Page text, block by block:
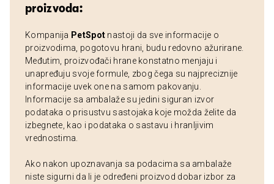
proizvoda:
Kompanija PetSpot nastoji da sve informacije o
proizvodima, pogotovu hrani, budu redovno ažurirane.
Međutim, proizvođači hrane konstatno menjaju i
unapređuju svoje formule, zbog čega su najpreciznije
informacije uvek one na samom pakovanju.
Informacije sa ambalaže su jedini siguran izvor
podataka o prisustvu sastojaka koje možda želite da
izbegnete, kao i podataka o sastavu i hranljivim
vrednostima.
Ako nakon upoznavanja sa podacima sa ambalaže
niste sigurni da li je određeni proizvod dobar izbor za